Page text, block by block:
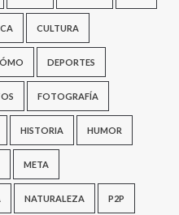
CULTURA
DEPORTES
FOTOGRAFÍA
HISTORIA HUMOR
META
NATURALEZA P2P